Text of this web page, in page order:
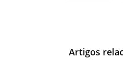
Artigos